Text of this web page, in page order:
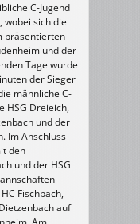
C-Jugend
wobei sich die
präsentierten
und der
Tage wurde
der Sieger
männliche C-
HSG Dreieich,
und der
Im Anschluss
den
und der HSG
Fischbach,
auf